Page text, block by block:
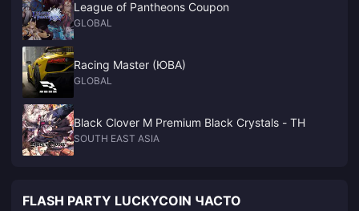
League of Pantheons Coupon
GLOBAL
Racing Master (ЮВА)
GLOBAL
Black Clover M Premium Black Crystals - TH
SOUTH EAST ASIA
FLASH PARTY LUCKYCOIN ЧАСТО